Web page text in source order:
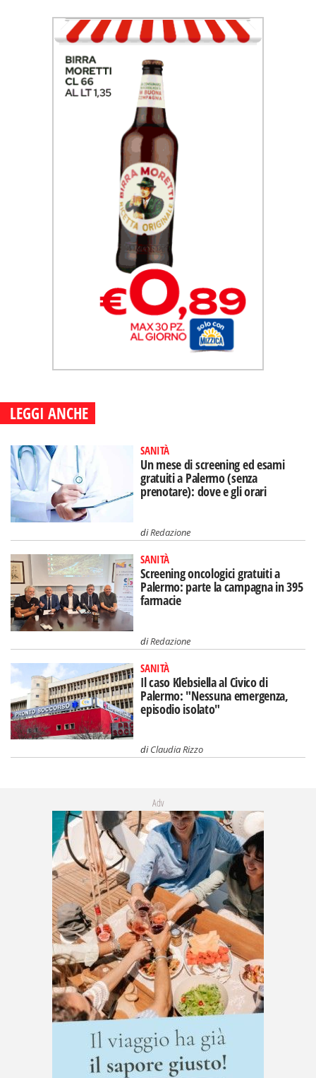
LEGGI ANCHE
SANITÀ
Un mese di screening ed esami
gratuiti a Palermo (senza
prenotare): dove e gli orari
diRedazione
SANITÀ
Screening oncologici gratuiti a
Palermo: parte la campagna in 395
farmacie
diRedazione
SANITÀ
Il caso Klebsiella al Civico di
Palermo: "Nessuna emergenza,
episodio isolato"
diClaudia Rizzo
Adv